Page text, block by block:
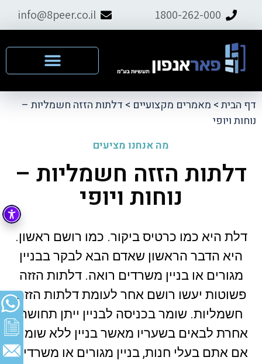
1800-262-000
info@8peer.co.il
דף הבית> מאמרים מקצועיים > דלתות הזזה חשמליות –
נוחות ויופי
מה אנחנו מציעים
דלתות הזזה חשמליות –
נוחות ויופי
דלת היא כמו כרטיס ביקור. כמו רושם ראשון.
היא הדבר הראשון שאדם הבא לבקר בבניין
מגורים או בניין משרדים רואה. דלתות הזזה
פשוטות יעשו רושם אחר לעומת דלתות הזזה
חשמליות. שומר בכניסה לבניין ייתן תחושה
אחרת לבאים בשעריו מאשר בניין ללא שומר.
אם אתם בעלי חנות, בניין מגורים או משרדים